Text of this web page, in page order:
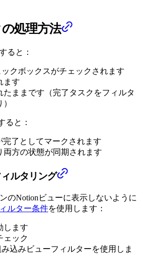
処理方法
ると：
クボックスがチェックされます
ます
たままです（完了タスクをフィルタ
ると：
完了としてマークされます
両方の状態が同期されます
ルタリング
のNotionビューに表示しないように
ルター条件を使用します：
します
ェック
込みビューフィルターを使用しま